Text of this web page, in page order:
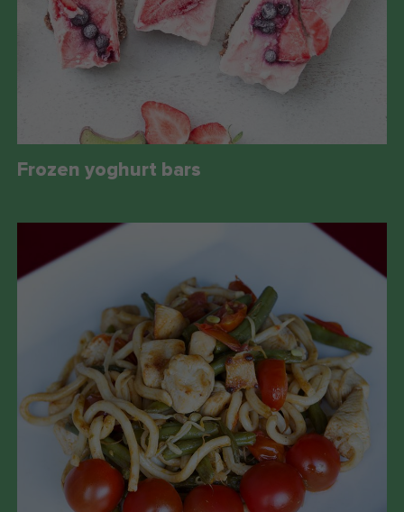
Frozen yoghurt bars